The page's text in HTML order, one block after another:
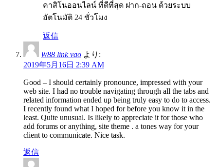
คาสิโนออนไลน์ ที่ดีที่สุด ฝาก-ถอน ด้วยระบบ
อัตโนมัติ 24 ชั่วโมง
返信
W88 link vao より:
2019年5月16日 2:39 AM
Good – I should certainly pronounce, impressed with your
web site. I had no trouble navigating through all the tabs and
related information ended up being truly easy to do to access.
I recently found what I hoped for before you know it in the
least. Quite unusual. Is likely to appreciate it for those who
add forums or anything, site theme . a tones way for your
client to communicate. Nice task.
返信